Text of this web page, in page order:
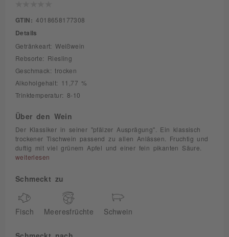
GTIN: 4018658177308
Details
Getränkeart: Weißwein
Rebsorte: Riesling
Geschmack: trocken
Alkoholgehalt: 11,77 %
Trinktemperatur: 8-10
Über den Wein
Der Klassiker in seiner "pfälzer Ausprägung". Ein klassisch
trockener Tischwein passend zu allen Anlässen. Fruchtig und
duftig mit viel grünem Apfel und einer fein pikanten Säure.
weiterlesen
Schmeckt zu
Fisch Meeresfrüchte Schwein
Schmeckt nach